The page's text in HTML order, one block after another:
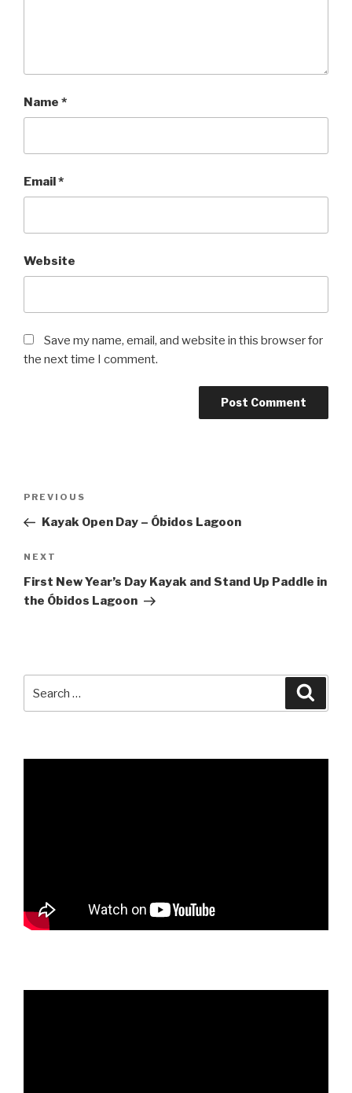
Name *
Email*
Website
Save my name, email, and website in this browser for
the next time I comment.
Previous
Post
PREVIOUS
Kayak Open Day – Óbidos Lagoon
Next
Post
NEXT
First New Year’s Day Kayak and Stand Up Paddle in
the Óbidos Lagoon